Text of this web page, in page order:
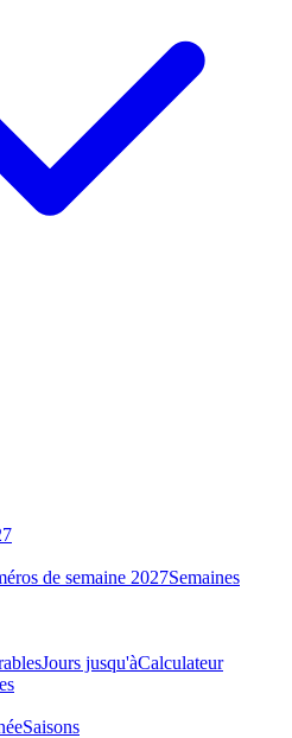
de semaine 2027Semaines
Jours jusqu'àCalculateur
Saisons